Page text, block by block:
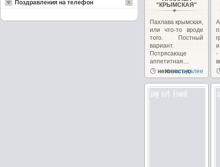
"КРЫМСКАЯ"
Пахлава крымская,
или что-то вроде
того. Постный
вариант.
Потрясающе
аппетитная,...
неизвестно
Читать далее
-
Поздравления на телефон